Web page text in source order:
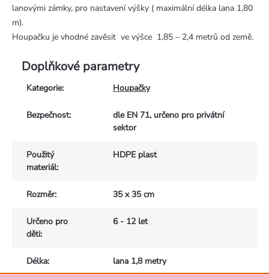
lanovými zámky, pro nastavení výšky ( maximální délka lana 1,80
m).
Houpačku je vhodné zavěsit ve výšce 1,85 – 2,4 metrů od země.
Doplňkové parametry
Kategorie: Houpačky
Bezpečnost:
dle EN 71, určeno pro privátní
sektor
Použitý
materiál:
HDPE plast
Rozměr: 35 x 35 cm
Určeno pro
děti:
6 - 12 let
Délka: lana 1,8 metry